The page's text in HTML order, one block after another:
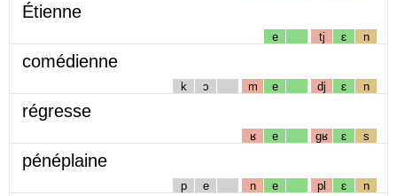
Étienne
e tj ɛ n
comédienne
k ɔ m e dj ɛ n
régresse
ʁ e gʁ ɛ s
pénéplaine
p e n e pl ɛ n